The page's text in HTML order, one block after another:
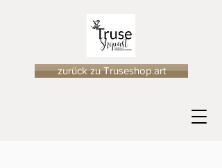
zurück zu Truseshop.art